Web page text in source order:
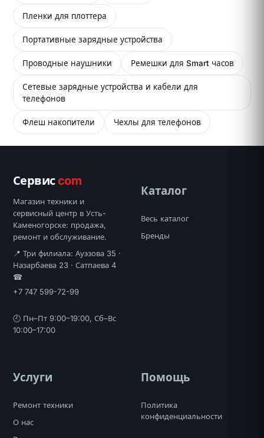
Пленки для плоттера
Портативные зарядные устройства
Проводные наушники Ремешки для Smart часов
Сетевые зарядные устройства и кабели для
телефонов
Флеш накопители Чехлы для телефонов
Сервисcom
Магазин техники и
сервисный центр в Усть-
Каменогорске: продажа,
ремонт и обслуживание.
📍 Три филиала: Ауэзова 35 ·
Назарбаева 23 · Сатпаева 4
☎
+7 747 599-72-99
🕘 Пн–Пт 9:00–19:00, Сб–Вс
10:00–17:00
Каталог
Весь каталог
Бренды
Услуги
Ремонт техники
О нас
Помощь
Политика
конфиденциальности